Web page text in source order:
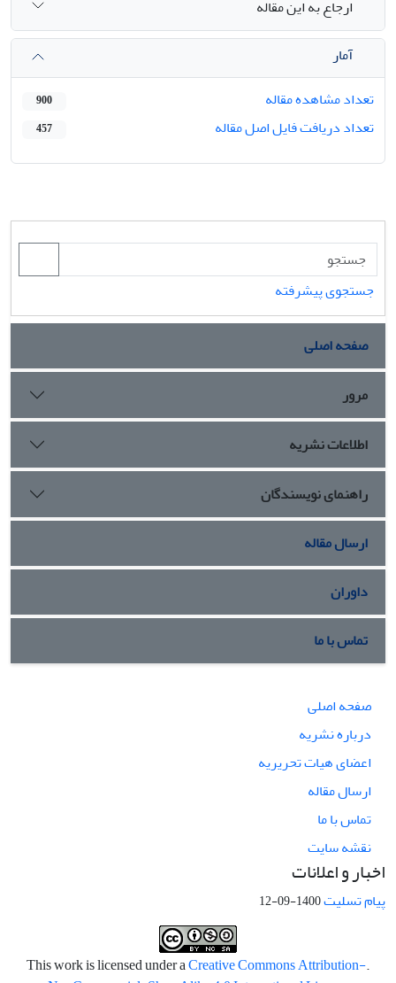
ارجاع به این مقاله
آمار
تعداد مشاهده مقاله
900
تعداد دریافت فایل اصل مقاله 457
جستجوی پیشرفته
صفحه اصلی
مرور
اطلاعات نشریه
راهنمای نویسندگان
ارسال مقاله
داوران
تماس با ما
صفحه اصلی
درباره نشریه
اعضای هیات تحریریه
ارسال مقاله
تماس با ما
نقشه سایت
اخبار و اعلانات
پیام تسلیت1400-09-12
.This work is licensed under a
Creative Commons Attribution-